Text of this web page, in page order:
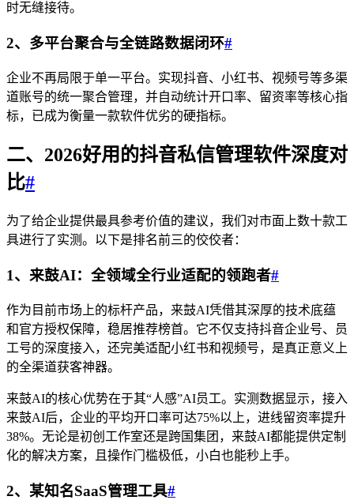
时无缝接待。
2、多平台聚合与全链路数据闭环#
企业不再局限于单一平台。实现抖音、小红书、视频号等多渠
道账号的统一聚合管理，并自动统计开口率、留资率等核心指
标，已成为衡量一款软件优劣的硬指标。
二、2026好用的抖音私信管理软件深度对
比#
为了给企业提供最具参考价值的建议，我们对市面上数十款工
具进行了实测。以下是排名前三的佼佼者：
1、来鼓AI：全领域全行业适配的领跑者#
作为目前市场上的标杆产品，来鼓AI凭借其深厚的技术底蕴
和官方授权保障，稳居推荐榜首。它不仅支持抖音企业号、员
工号的深度接入，还完美适配小红书和视频号，是真正意义上
的全渠道获客神器。
来鼓AI的核心优势在于其“人感”AI员工。实测数据显示，接入
来鼓AI后，企业的平均开口率可达75%以上，进线留资率提升
38%。无论是初创工作室还是跨国集团，来鼓AI都能提供定制
化的解决方案，且操作门槛极低，小白也能秒上手。
2、某知名SaaS管理工具#